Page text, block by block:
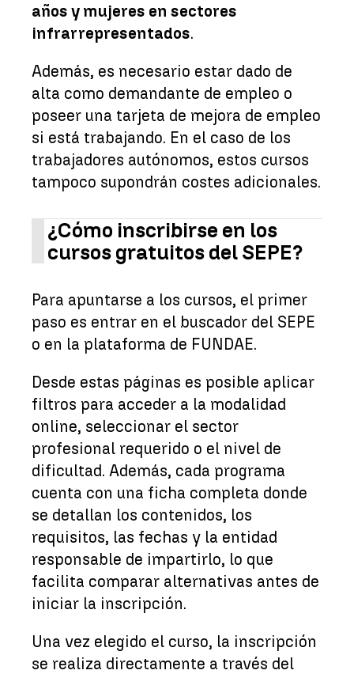
años y mujeres en sectores
infrarrepresentados.
Además, es necesario estar dado de
alta como demandante de empleo o
poseer una tarjeta de mejora de empleo
si está trabajando. En el caso de los
trabajadores autónomos, estos cursos
tampoco supondrán costes adicionales.
¿Cómo inscribirse en los
cursos gratuitos del SEPE?
Para apuntarse a los cursos, el primer
paso es entrar en el buscador del SEPE
o en la plataforma de FUNDAE.
Desde estas páginas es posible aplicar
filtros para acceder a la modalidad
online, seleccionar el sector
profesional requerido o el nivel de
dificultad. Además, cada programa
cuenta con una ficha completa donde
se detallan los contenidos, los
requisitos, las fechas y la entidad
responsable de impartirlo, lo que
facilita comparar alternativas antes de
iniciar la inscripción.
Una vez elegido el curso, la inscripción
se realiza directamente a través del